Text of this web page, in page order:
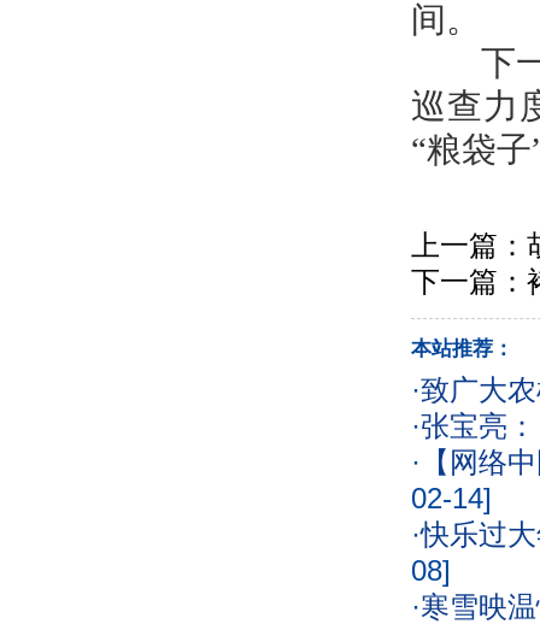
间。
下一
巡查力
“粮袋子
上一篇：
下一篇：
本站推荐：
·致广大
·张宝亮
· 【网络
02-14]
·快乐过
08]
·寒雪映